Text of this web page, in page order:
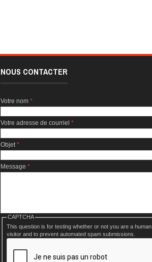
NOUS CONTACTER
Votre nom*
Votre adresse de courriel*
Objet*
Message*
CAPTCHA
This question is for testing whether or not you are a human
visitor and to prevent automated spam submissions.